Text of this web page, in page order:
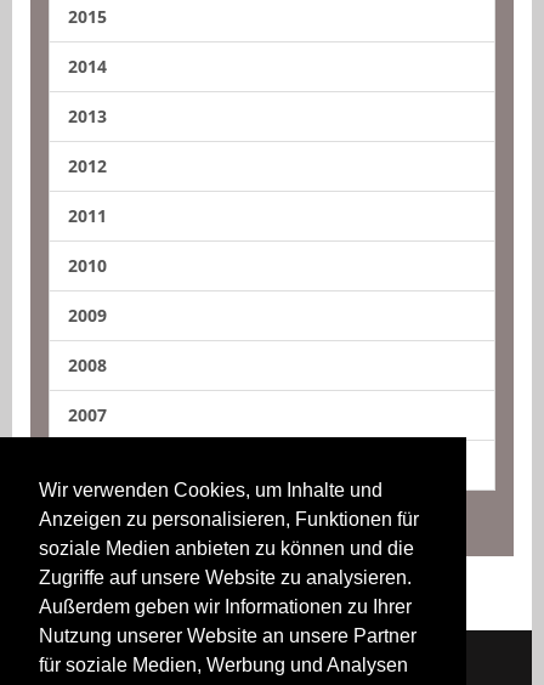
Wir verwenden Cookies, um Inhalte und
Anzeigen zu personalisieren, Funktionen für
soziale Medien anbieten zu können und die
Zugriffe auf unsere Website zu analysieren.
Außerdem geben wir Informationen zu Ihrer
Nutzung unserer Website an unsere Partner
für soziale Medien, Werbung und Analysen
2015
2014
2013
2012
2011
2010
2009
2008
2007